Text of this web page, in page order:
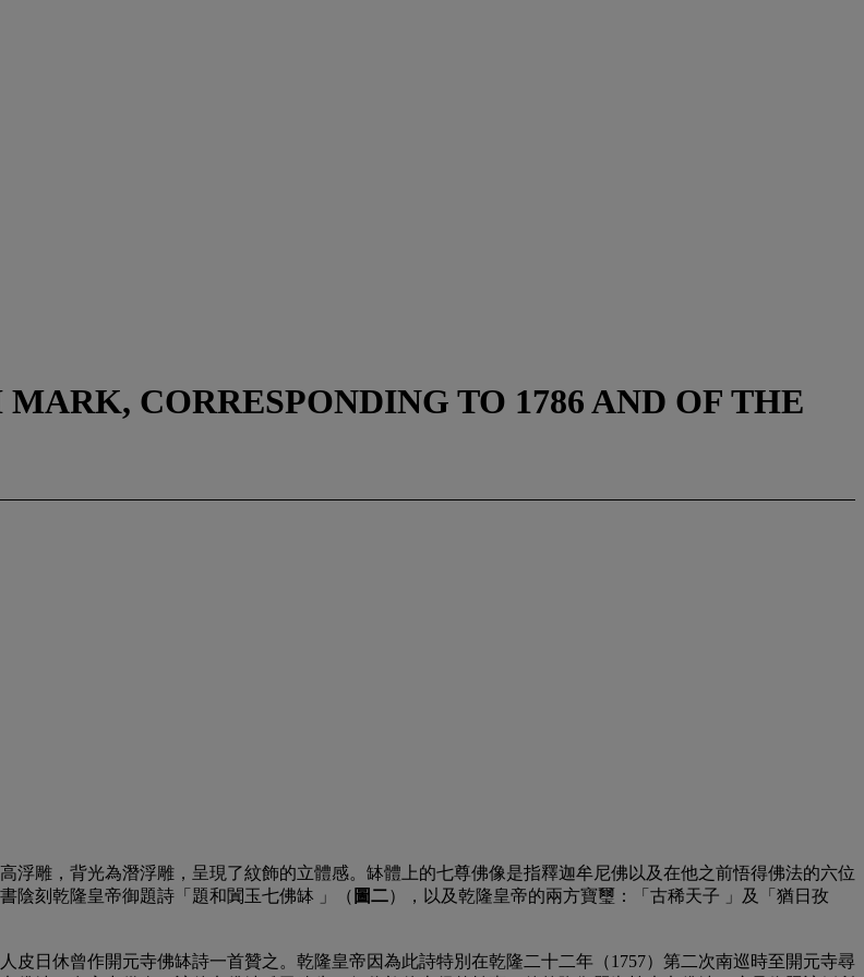
CORRESPONDING TO 1786 AND OF THE
浮雕，背光為潛浮雕，呈現了紋飾的立體感。缽體上的七尊佛像是指釋迦牟尼佛以及在他之前悟得佛法的六位
陰刻乾隆皇帝御題詩「題和闐玉七佛缽 」（ 圖二），以及乾隆皇帝的兩方寶璽：「古稀天子 」及「猶日孜
日休曾作開元寺佛缽詩一首贊之。乾隆皇帝因為此詩特別在乾隆二十二年（1757）第二次南巡時至開元寺尋